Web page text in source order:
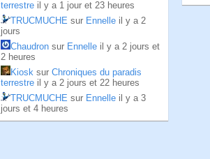
terrestre il y a 1 jour et 23 heures
TRUCMUCHE sur Ennelle il y a 2
jours
Chaudron sur Ennelle il y a 2 jours et
2 heures
Kiosk sur Chroniques du paradis
terrestre il y a 2 jours et 22 heures
TRUCMUCHE sur Ennelle il y a 3
jours et 4 heures